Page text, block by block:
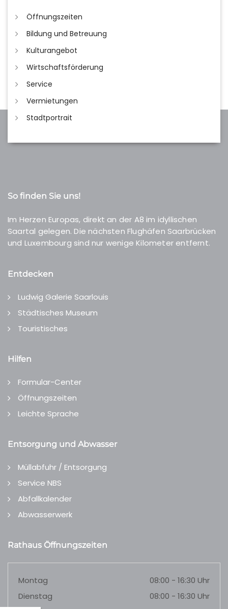
Öffnungszeiten
Bildung und Betreuung
Kulturangebot
Wirtschaftsförderung
Service
Vermietungen
Stadtportrait
So finden Sie uns!
Im Herzen Europas, direkt an der A8 im idyllischen
Saartal gelegen. Die nächsten Flughäfen Saarbrücken
und Luxembourg sind nur wenige Kilometer entfernt.
Entdecken
Ludwig Galerie Saarlouis
Städtisches Museum
Touristisches
Hilfen
Formular-Center
Öffnungszeiten
Leichte Sprache
Entsorgung und Abwasser
Müllabfuhr / Entsorgung
Service NBS
Abfallkalender
Abwasserwerk
Rathaus Öffnungszeiten
Montag
08:00 - 16:30 Uhr
Dienstag
08:00 - 16:30 Uhr